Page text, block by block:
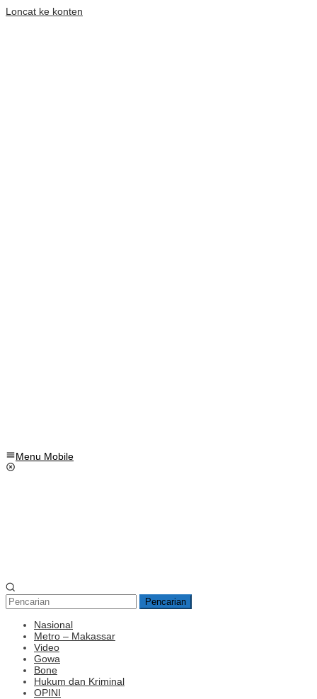
Loncat ke konten
Menu Mobile
Pencarian
Nasional
Metro – Makassar
Video
Gowa
Bone
Hukum dan Kriminal
OPINI